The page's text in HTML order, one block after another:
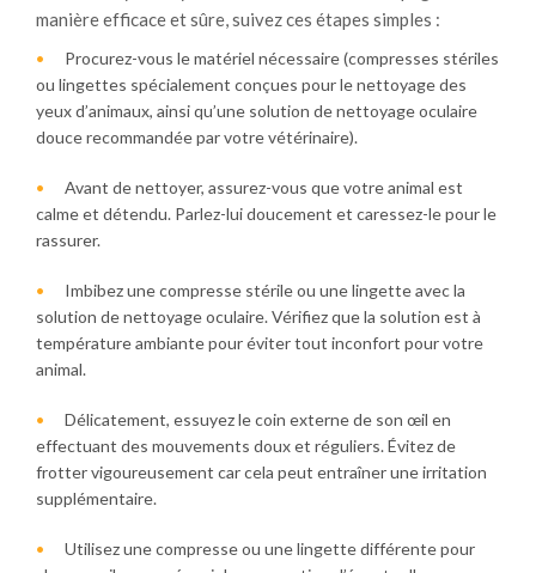
manière efficace et sûre, suivez ces étapes simples :
Procurez-vous le matériel nécessaire (compresses stériles
ou lingettes spécialement conçues pour le nettoyage des
yeux d’animaux, ainsi qu’une solution de nettoyage oculaire
douce recommandée par votre vétérinaire).
Avant de nettoyer, assurez-vous que votre animal est
calme et détendu. Parlez-lui doucement et caressez-le pour le
rassurer.
Imbibez une compresse stérile ou une lingette avec la
solution de nettoyage oculaire. Vérifiez que la solution est à
température ambiante pour éviter tout inconfort pour votre
animal.
Délicatement, essuyez le coin externe de son œil en
effectuant des mouvements doux et réguliers. Évitez de
frotter vigoureusement car cela peut entraîner une irritation
supplémentaire.
Utilisez une compresse ou une lingette différente pour